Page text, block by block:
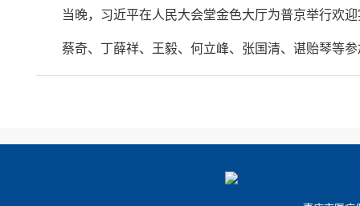
当晚，习近平在人民大会堂金色大厅为普京举行欢
蔡奇、丁薛祥、王毅、何立峰、张国清、谌贻琴等